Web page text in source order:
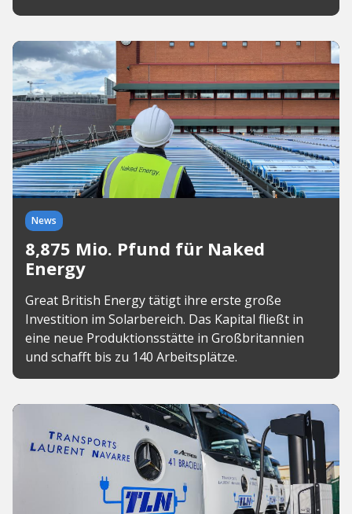
News
8,875 Mio. Pfund für Naked
Energy
Great British Energy tätigt ihre erste große
Investition im Solarbereich. Das Kapital fließt in
eine neue Produktionsstätte in Großbritannien
und schafft bis zu 140 Arbeitsplätze.